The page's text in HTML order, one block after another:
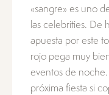
«sangre» es uno
las celebrities. De
apuesta por este
rojo pega muy
eventos de noche.
próxima fiesta si